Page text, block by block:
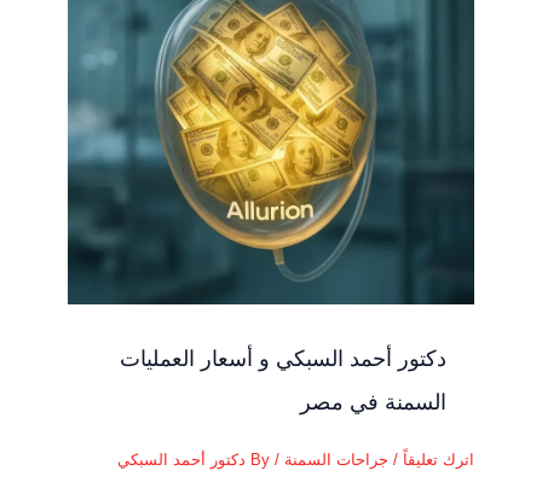
دكتور أحمد السبكي و أسعار العمليات
السمنة في مصر
اترك تعليقاً / جراحات السمنة / By دكتور أحمد السبكي